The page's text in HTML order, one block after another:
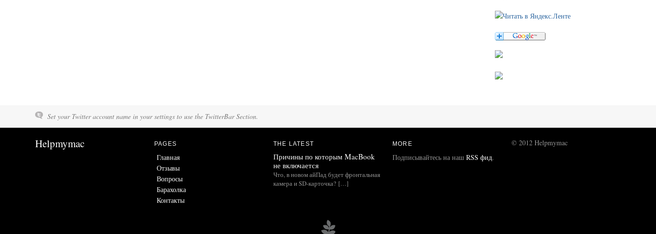
Set your Twitter account name in your settings to use the TwitterBar Section.
Helpmymac PAGES
Главная
Отзывы
Вопросы
Барахолка
Контакты
THE LATEST
Причины по которым MacBook
не включается
Что, в новом айПад будет фронтальная
камера и SD-карточка? […]
MORE
Подписывайтесь на наш RSS фид.
© 2012 Helpmymac